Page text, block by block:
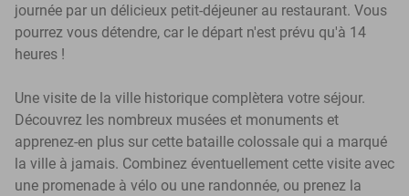
journée par un délicieux petit-déjeuner au restaurant. Vous
pourrez vous détendre, car le départ n'est prévu qu'à 14
heures !
Une visite de la ville historique complètera votre séjour.
Découvrez les nombreux musées et monuments et
apprenez-en plus sur cette bataille colossale qui a marqué
la ville à jamais. Combinez éventuellement cette visite avec
une promenade à vélo ou une randonnée, ou prenez la